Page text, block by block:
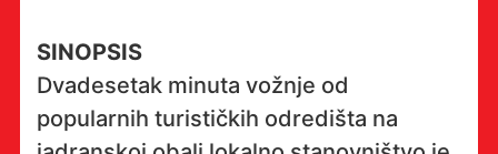
SINOPSIS
Dvadesetak minuta vožnje od
popularnih turističkih odredišta na